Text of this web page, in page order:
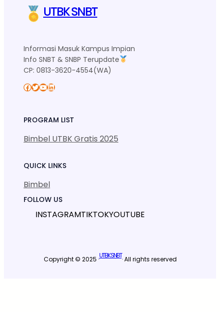
UTBK SNBT
Informasi Masuk Kampus Impian
Info SNBT & SNBP Terupdate
CP: 0813-3620-4554(WA)
Facebook Twitter YouTube LinkedIn
PROGRAM LIST
Bimbel UTBK Gratis 2025
QUICK LINKS
Bimbel
FOLLOW US
INSTAGRAMTIKTOKYOUTUBE
Copyright © 2025 ·UTBK SNBT· All rights reserved